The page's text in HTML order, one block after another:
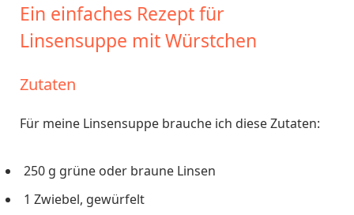
Ein einfaches Rezept für
Linsensuppe mit Würstchen
Zutaten
Für meine Linsensuppe brauche ich diese Zutaten:
250 g grüne oder braune Linsen
1 Zwiebel, gewürfelt